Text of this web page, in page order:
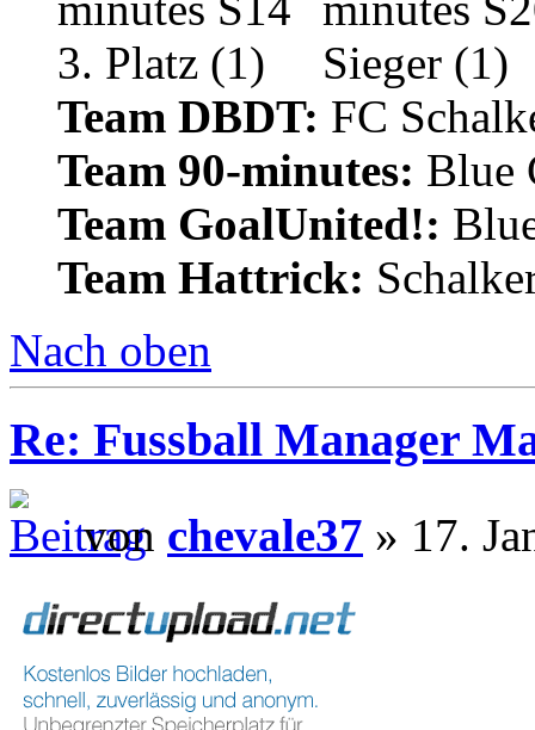
Team DBDT: FC
Team 90-minutes: Blue
Team GoalUnited!:
Team Hattrick:
Nach oben
Re: Fussball Manager
von chevale37 » 17.